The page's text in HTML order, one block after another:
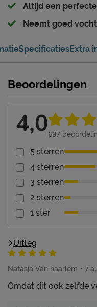
Altijd een
Neemt goed
SpecificatiesExtra
Beoordelingen
4,0697
5 sterren
4 sterren
3 sterren
2 sterren
1 ster
Uitleg
Natasja Van haarlem 7
Omdat dit ook zelfde